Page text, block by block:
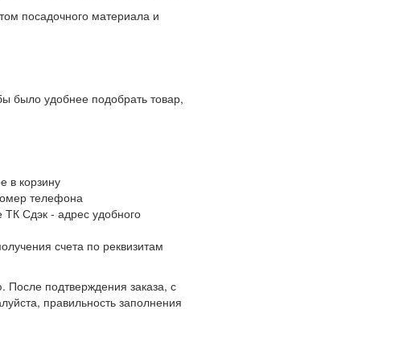
посадочного материала и
было удобнее подобрать товар,
в корзину
телефона
ТК Сдэк - адрес удобного
счета по реквизитам
После подтверждения заказа, с
правильность заполнения